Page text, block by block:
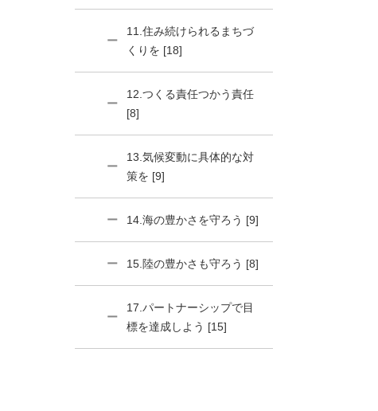
11.住み続けられるまちづ
くりを [18]
12.つくる責任つかう責任
[8]
13.気候変動に具体的な対
策を [9]
14.海の豊かさを守ろう [9]
15.陸の豊かさも守ろう [8]
17.パートナーシップで目
標を達成しよう [15]